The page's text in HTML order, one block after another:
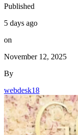
Published
5 days ago
on
November 12, 2025
By
webdesk18